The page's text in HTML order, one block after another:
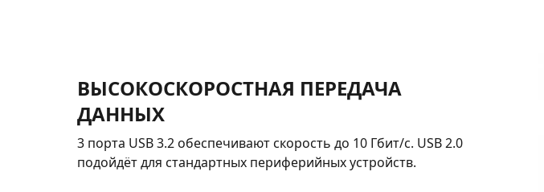
ВЫСОКОСКОРОСТНАЯ ПЕРЕДАЧА
ДАННЫХ
3 порта USB 3.2 обеспечивают скорость до 10 Гбит/с. USB 2.0
подойдёт для стандартных периферийных устройств.